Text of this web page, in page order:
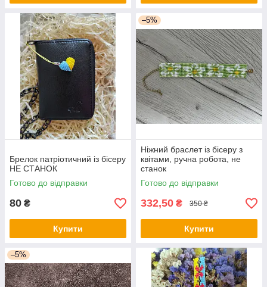
Брелок патріотичний із бісеру
НЕ СТАНОК
Готово до відправки
80 ₴
Купити
–5%
Ніжний браслет із бісеру з
квітами, ручна робота, не
станок
Готово до відправки
332,50 ₴ 350 ₴
Купити
–5%